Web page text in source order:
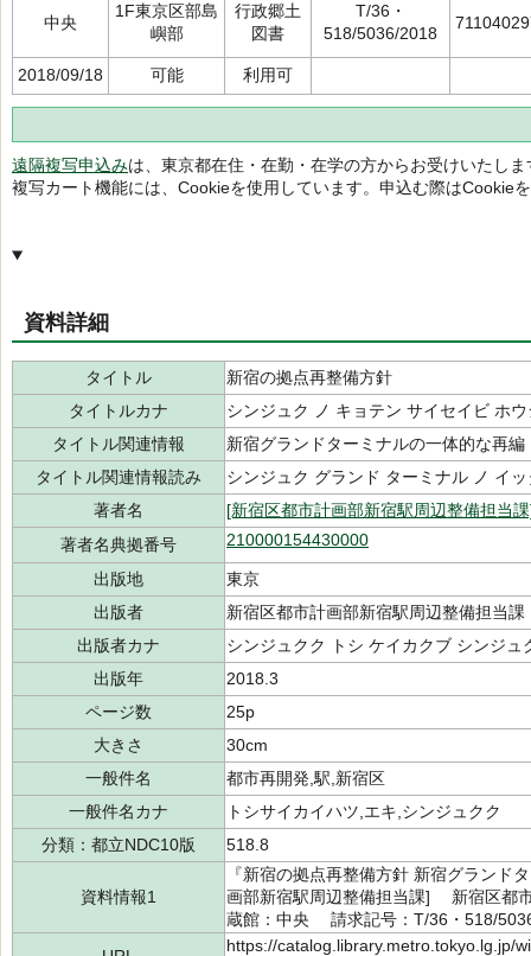
中央
1F東京区部島
嶼部
行政郷土
図書
T/36・
518/5036/2018
2018/09/18 可能 利用可
遠隔複写申込みは、東京都在住・在勤・在学の方からお受けいたしま
複写カート機能には、Cookieを使用しています。申込む際はCookie
資料詳細
タイトル
新宿の拠点再整備方針
タイトルカナ
シンジュク ノ キョテン サイセイビ ホウ
タイトル関連情報
新宿グランドターミナルの一体的な再編
タイトル関連情報読み
シンジュク グランド ターミナル ノ イ
著者名
[新宿区都市計画部新宿駅周辺整備担当
著者名典拠番号
210000154430000
出版地
東京
出版者
新宿区都市計画部新宿駅周辺整備担当課
出版者カナ
シンジュクク トシ ケイカクブ シンジ
出版年
2018.3
ページ数
25p
大きさ
30cm
一般件名
都市再開発,駅,新宿区
一般件名カナ
トシサイカイハツ,エキ,シンジュクク
分類：都立NDC10版
518.8
資料情報1
『新宿の拠点再整備方針 新宿グラン
画部新宿駅周辺整備担当課] 新宿区都
蔵館：中央 請求記号：T/36・518/
https://catalog.library.metro.tokyo.lg.jp/